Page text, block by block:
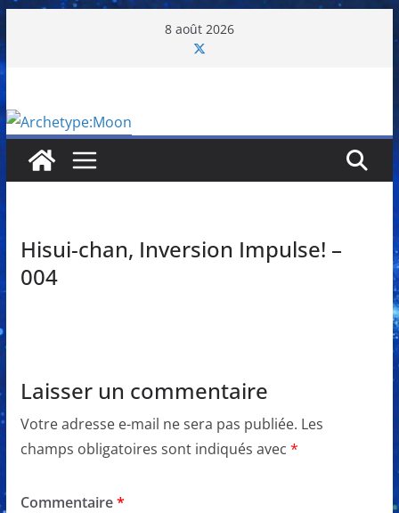
au
contenu
8 août 2026
Hisui-chan, Inversion Impulse! –
004
Laisser un commentaire
Votre adresse e-mail ne sera pas publiée. Les
champs obligatoires sont indiqués avec *
Commentaire*